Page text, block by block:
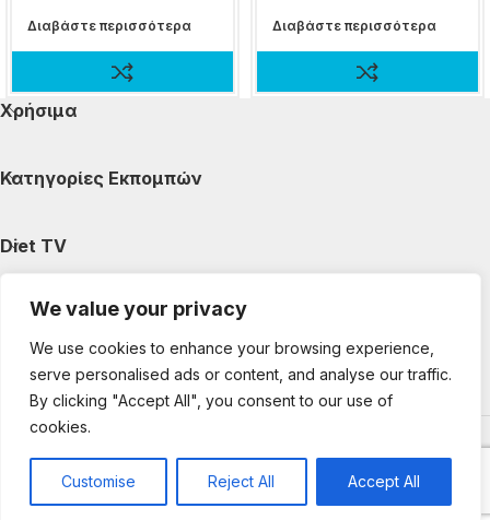
We value your privacy
We use cookies to enhance your browsing experience,
serve personalised ads or content, and analyse our traffic.
By clicking "Accept All", you consent to our use of
cookies.
Customise Reject All Accept All
Διαβάστε περισσότερα Διαβάστε περισσότερα
Χρήσιμα
Κατηγορίες Εκπομπών
Diet TV
Κατηγορίες Άρθρων
Ακολουθήστε μας
Copyright © 2025 DietTV. All Rights Reserved.
development by web-idea.gr